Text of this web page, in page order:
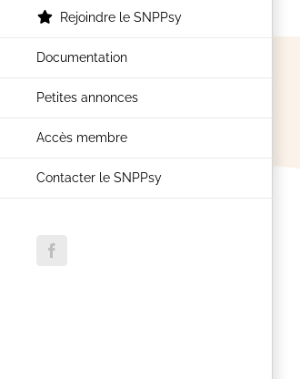
Rejoindre le SNPPsy
Documentation
Petites annonces
Accès membre
Contacter le SNPPsy
Facebook